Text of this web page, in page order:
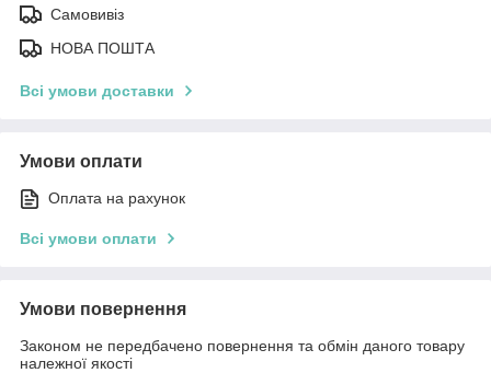
Самовивіз
НОВА ПОШТА
Всі умови доставки
Умови оплати
Оплата на рахунок
Всі умови оплати
Умови повернення
Законом не передбачено повернення та обмін даного товару
належної якості